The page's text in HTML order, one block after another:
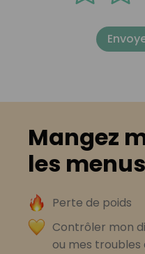
Mangez
les
Perte de poids
Contrôler mon
ou mes troubles